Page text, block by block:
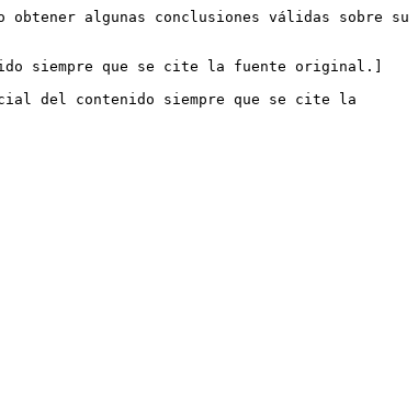
algunas conclusiones válidas sobre su
siempre que se cite la fuente original.]
del contenido siempre que se cite la